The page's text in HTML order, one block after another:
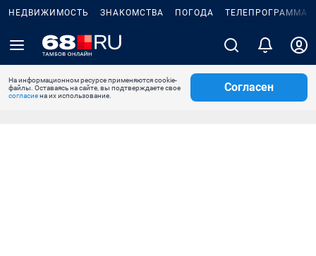
НЕДВИЖИМОСТЬ ЗНАКОМСТВА ПОГОДА ТЕЛЕПРОГРАММА
На информационном ресурсе применяются cookie-
файлы. Оставаясь на сайте, вы подтверждаете свое
согласиена их использование.
Согласен